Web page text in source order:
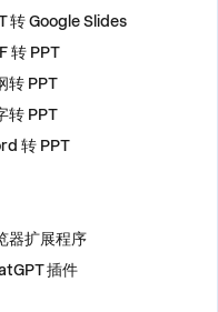
转 Google Slides
转 PPT
转 PPT
转 PPT
转 PPT
器扩展程序
插件